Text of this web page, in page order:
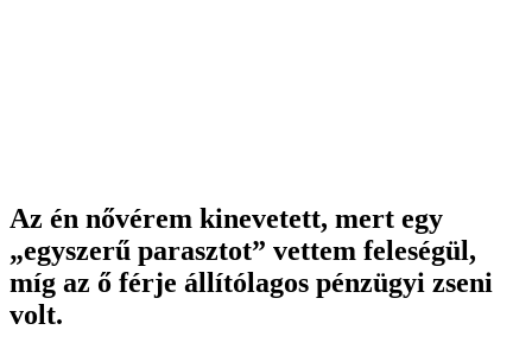
Az én nővérem kinevetett, mert egy
„egyszerű parasztot” vettem feleségül,
míg az ő férje állítólagos pénzügyi zseni
volt.